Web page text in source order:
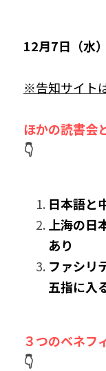
12月7日（水
※告知サイト
ほかの読書会
👇
日本語と
上海の日
あり
ファシリ
五指に入
３つのベネフ
👇